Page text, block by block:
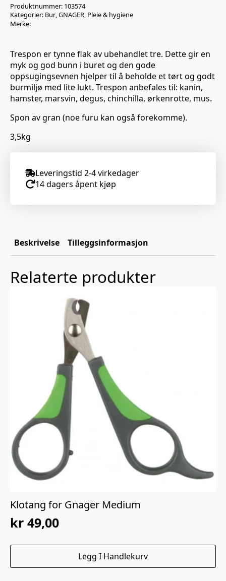
Produktnummer: 103574
Kategorier: Bur,GNAGER, Pleie & hygiene
Merke:
Trespon er tynne flak av ubehandlet tre. Dette gir en
myk og god bunn i buret og den gode
oppsugingsevnen hjelper til å beholde et tørt og godt
burmiljø med lite lukt. Trespon anbefales til: kanin,
hamster, marsvin, degus, chinchilla, ørkenrotte, mus.
Spon av gran (noe furu kan også forekomme).
3,5kg
Leveringstid 2-4 virkedager
14 dagers åpent kjøp
Beskrivelse Tilleggsinformasjon
Relaterte produkter
Klotang for Gnager Medium
kr 49,00
Legg I Handlekurv